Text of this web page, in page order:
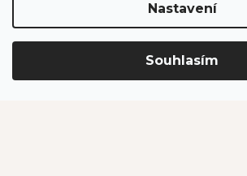
Nastavení
Souhlasím
PŘIHLÁSIT SE